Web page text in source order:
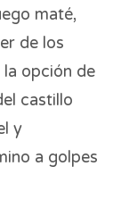
maté,
de los
opción de
castillo
y
a golpes